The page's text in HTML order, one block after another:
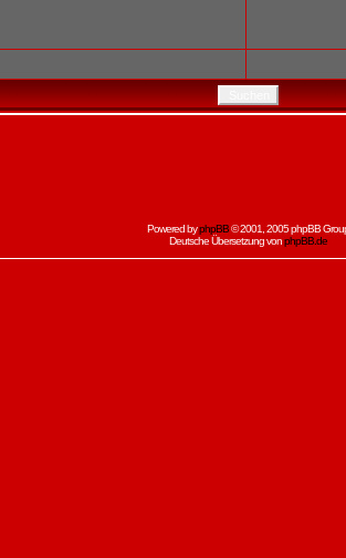
Powered byphpBB© 2001, 2005 phpBB
Deutsche Übersetzung vonphpBB.de